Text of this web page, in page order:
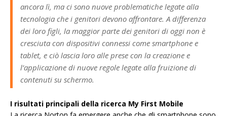
ancora lì, ma ci sono nuove problematiche legate alla
tecnologia che i genitori devono affrontare. A differenza
dei loro figli, la maggior parte dei genitori di oggi non è
cresciuta con dispositivi connessi come smartphone e
tablet, e ciò lascia loro alle prese con la creazione e
l’applicazione di nuove regole legate alla fruizione di
contenuti su schermo.
I risultati principali della ricerca My First Mobile